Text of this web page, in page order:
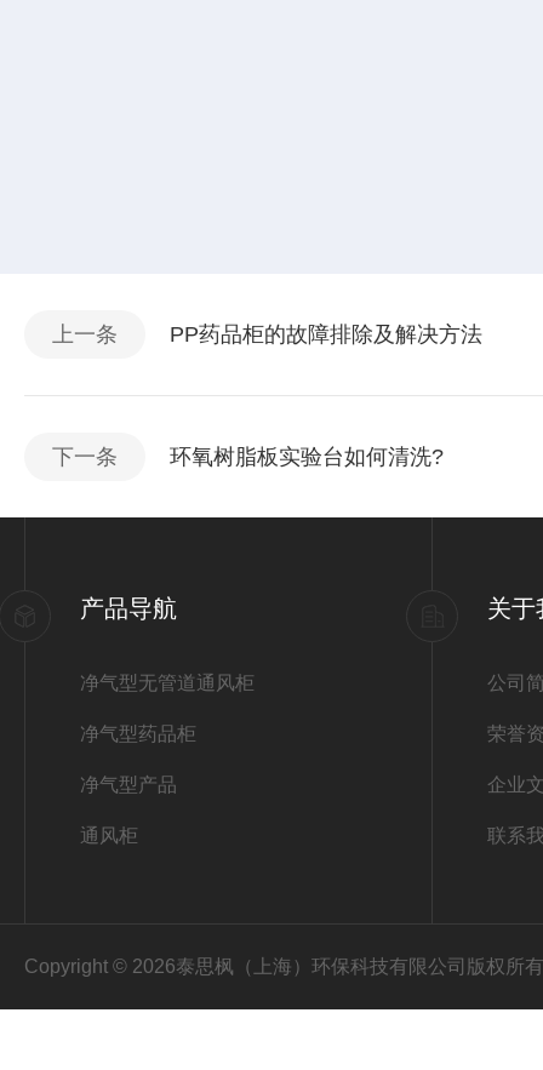
上一条 PP药品柜的故障排除及解决方法
下一条 环氧树脂板实验台如何清洗?
产品导航
净气型无管道通风柜
净气型药品柜
净气型产品
通风柜
关于
公司
荣誉
企业
联系
Copyright © 2026泰思枫（上海）环保科技有限公司版权